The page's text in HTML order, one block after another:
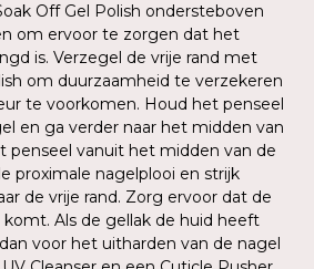
Off Gel Polish ondersteboven
om ervoor te zorgen dat het
is. Verzegel de vrije rand met
om duurzaamheid te verzekeren
te voorkomen. Houd het penseel
en ga verder naar het midden van
penseel vanuit het midden van de
proximale nagelplooi en strijk
de vrije rand. Zorg ervoor dat de
Als de gellak de huid heeft
voor het uitharden van de nagel